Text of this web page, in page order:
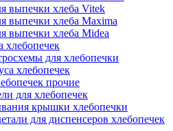
выпечки хлеба Vitek
выпечки хлеба Maxima
выпечки хлеба Midea
для хлебопечки
хлебопечек
прочие
для хлебопечек
крышки хлебопечки
для диспенсеров хлебопечек